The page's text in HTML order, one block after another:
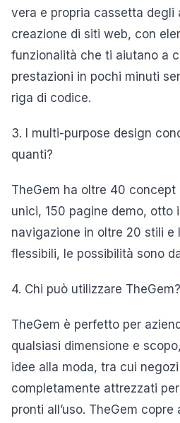
vera e propria cassetta degli
creazione di siti web, con
funzionalità che ti aiutano a
prestazioni in pochi minuti
riga di codice.
3. I multi-purpose design
quanti?
TheGem ha oltre 40
unici, 150 pagine demo, otto
navigazione in oltre 20 stili e
flessibili, le possibilità sono
4. Chi può utilizzare TheGem?
TheGem è perfetto per
qualsiasi dimensione e
idee alla moda, tra cui
completamente attrezzati
pronti all’uso. TheGem